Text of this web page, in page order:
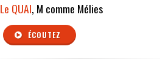
Le QUAI, M comme Mélies
ÉCOUTEZ